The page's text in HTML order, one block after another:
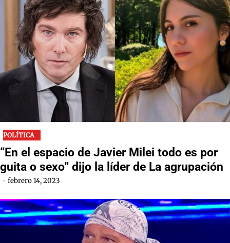
POLÍTICA
“En el espacio de Javier Milei todo es por
guita o sexo” dijo la líder de La agrupación
febrero 14, 2023